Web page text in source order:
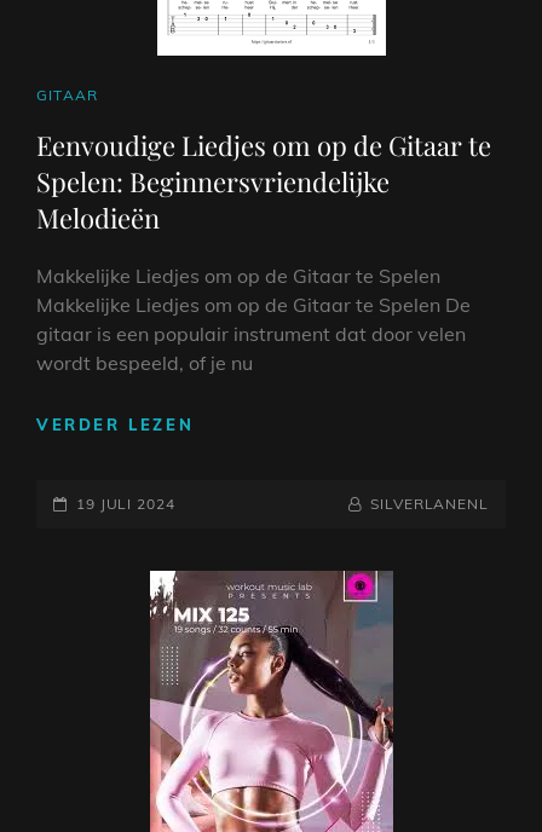
CAT
GITAAR
Eenvoudige Liedjes om op de Gitaar te
Spelen: Beginnersvriendelijke
Melodieën
Makkelijke Liedjes om op de Gitaar te Spelen
Makkelijke Liedjes om op de Gitaar te Spelen De
gitaar is een populair instrument dat door velen
wordt bespeeld, of je nu
VERDER LEZEN
SPELEN:
BEGINNERSVRIENDELIJKE
MELODIEËN
GEPLAATST
19 JULI 2024 NAAMREGEL
BYLINE
SILVERLANENL